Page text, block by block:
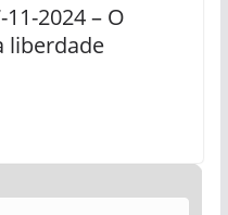
2024 – O
liberdade